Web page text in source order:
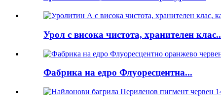
Урол с висока чистота, хранителен
Фабрика на едро Флуоресцентна...